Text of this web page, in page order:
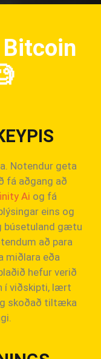
Notendur geta
fá aðgang að
Ai og fá
eins og
búsetuland gætu
að para
miðlara eða
hefur verið
í viðskipti, lært
skoðað tiltæka